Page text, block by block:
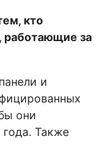
кто
работающие за
и
они
Также